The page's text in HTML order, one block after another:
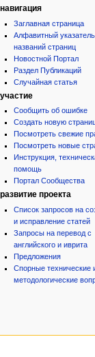
навигация
Заглавная страница
Алфавитный указатель
названий страниц
Новостной Портал
Раздел Публикаций
Случайная статья
участие
Сообщить об ошибке
Создать новую
Посмотреть свежие
Посмотреть новые
Инструкция,
помощь
Портал Сообщества
развитие проекта
Список запросов на
и исправление статей
Запросы на перевод с
английского и иврита
Предложения
Спорные технические
методологические
категории